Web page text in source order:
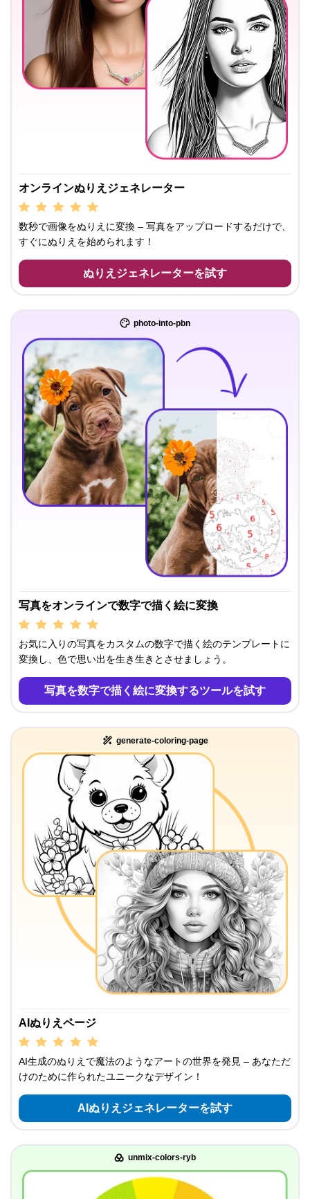
オンラインぬりえジェネレーター
数秒で画像をぬりえに変換 – 写真をアップロードするだけで、
すぐにぬりえを始められます！
ぬりえジェネレーターを試す
photo-into-pbn
写真をオンラインで数字で描く絵に変換
お気に入りの写真をカスタムの数字で描く絵のテンプレートに
変換し、色で思い出を生き生きとさせましょう。
写真を数字で描く絵に変換するツールを試す
generate-coloring-page
AIぬりえページ
AI生成のぬりえで魔法のようなアートの世界を発見 – あなただ
けのために作られたユニークなデザイン！
AIぬりえジェネレーターを試す
unmix-colors-ryb